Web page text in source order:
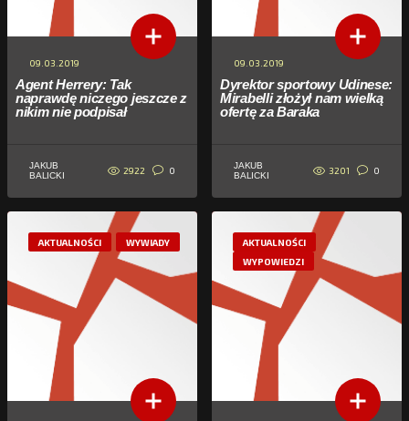
09.03.2019
Agent Herrery: Tak
naprawdę niczego jeszcze z
nikim nie podpisał
JAKUB
BALICKI
2922 0
09.03.2019
Dyrektor sportowy Udinese:
Mirabelli złożył nam wielką
ofertę za Baraka
JAKUB
BALICKI
3201 0
AKTUALNOŚCI WYWIADY
AKTUALNOŚCI
WYPOWIEDZI